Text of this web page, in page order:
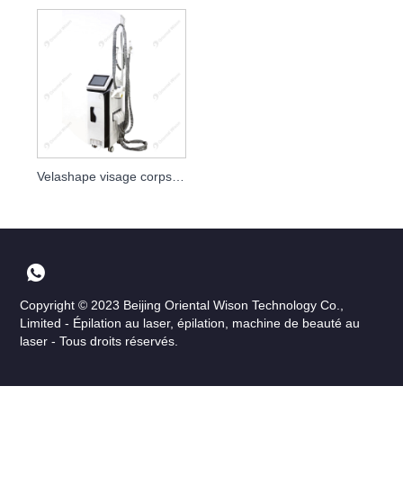
Velashape visage corps sculpter RF vide Cavitation corps minceur
Copyright © 2023 Beijing Oriental Wison Technology Co.,
Limited - Épilation au laser, épilation, machine de beauté au
laser - Tous droits réservés.